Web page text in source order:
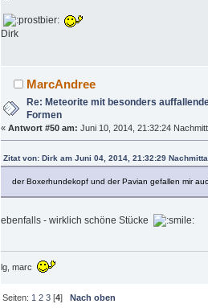
Dirk
MarcAndree
Re: Meteorite mit besonders
Formen
« Antwort #50 am: Juni 10, 2014, 21:32:24
Zitat von: Dirk am Juni 04, 2014, 21:32:29
der Boxerhundekopf und der Pavian gefallen mir
ebenfalls - wirklich schöne Stücke
lg, marc
Seiten: 1 2 3 [4]Nach oben